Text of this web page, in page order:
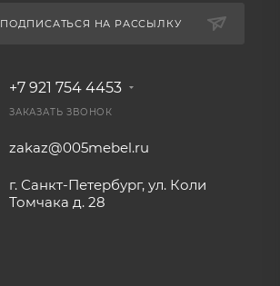
ПОДПИСАТЬСЯ НА РАССЫЛКУ
+7 921 754 4453
ЗАКАЗАТЬ ЗВОНОК
zakaz@005mebel.ru
г. Санкт-Петербург, ул. Коли
Томчака д. 28